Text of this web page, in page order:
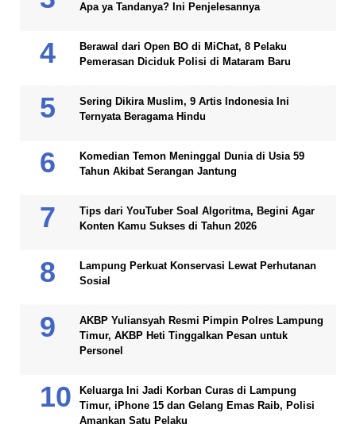
Apa ya Tandanya? Ini Penjelesannya
Berawal dari Open BO di MiChat, 8 Pelaku
Pemerasan Diciduk Polisi di Mataram Baru
Sering Dikira Muslim, 9 Artis Indonesia Ini
Ternyata Beragama Hindu
Komedian Temon Meninggal Dunia di Usia 59
Tahun Akibat Serangan Jantung
Tips dari YouTuber Soal Algoritma, Begini Agar
Konten Kamu Sukses di Tahun 2026
Lampung Perkuat Konservasi Lewat Perhutanan
Sosial
AKBP Yuliansyah Resmi Pimpin Polres Lampung
Timur, AKBP Heti Tinggalkan Pesan untuk
Personel
Keluarga Ini Jadi Korban Curas di Lampung
Timur, iPhone 15 dan Gelang Emas Raib, Polisi
Amankan Satu Pelaku